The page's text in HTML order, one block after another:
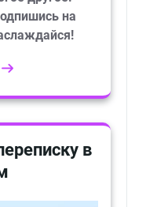
на
в